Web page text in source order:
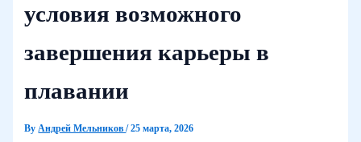
условия возможного
завершения карьеры в
плавании
ByАндрей Мельников/25 марта, 2026